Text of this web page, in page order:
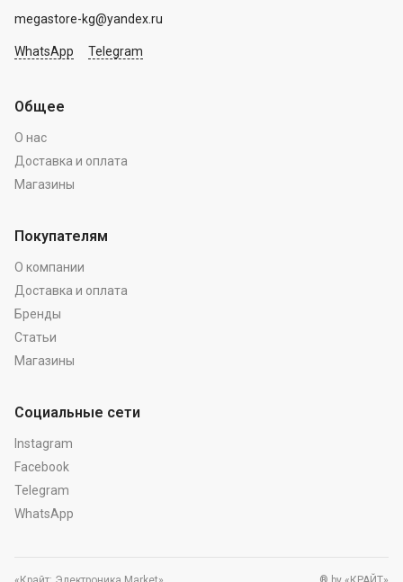
megastore-kg@yandex.ru
WhatsApp Telegram
Общее
О нас
Доставка и оплата
Магазины
Покупателям
О компании
Доставка и оплата
Бренды
Статьи
Магазины
Социальные сети
Instagram
Facebook
Telegram
WhatsApp